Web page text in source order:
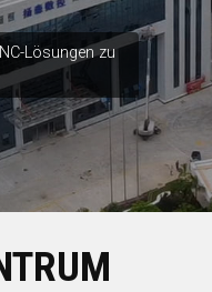
Lösungen zu